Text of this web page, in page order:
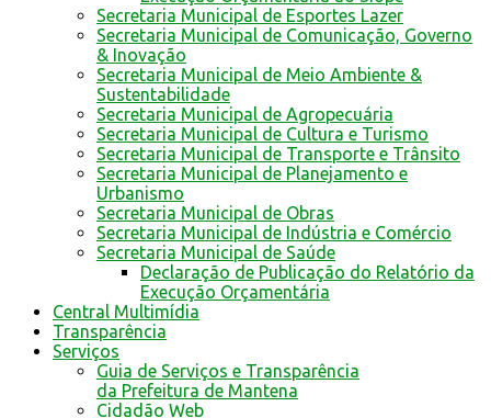
Secretaria Municipal de Esportes Lazer
Secretaria Municipal de Comunicação, Governo
& Inovação
Secretaria Municipal de Meio Ambiente &
Sustentabilidade
Secretaria Municipal de Agropecuária
Secretaria Municipal de Cultura e Turismo
Secretaria Municipal de Transporte e Trânsito
Secretaria Municipal de Planejamento e
Urbanismo
Secretaria Municipal de Obras
Secretaria Municipal de Indústria e Comércio
Secretaria Municipal de Saúde
Declaração de Publicação do Relatório da
Execução Orçamentária
Central Multimídia
Transparência
Serviços
Guia de Serviços e Transparência
da Prefeitura de Mantena
Cidadão Web